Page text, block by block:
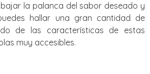
la palanca del sabor deseado y
hallar una gran cantidad de
de las características de estas
muy accesibles.